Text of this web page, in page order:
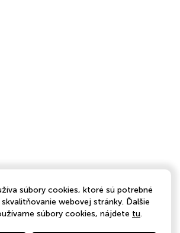
súbory cookies, ktoré sú potrebné
webovej stránky. Ďalšie
súbory cookies, nájdete tu.